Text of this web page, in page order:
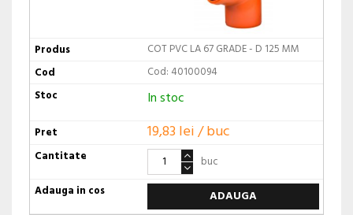
COT PVC LA 67 GRADE - D 125 MM
Cod: 40100094
In stoc
19,83 lei / buc
buc
ADAUGA